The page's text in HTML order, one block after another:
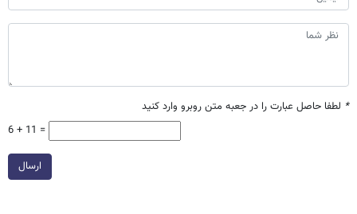
* لطفا حاصل عبارت را در جعبه متن روبرو وارد کنید
6 + 11 =
ارسال